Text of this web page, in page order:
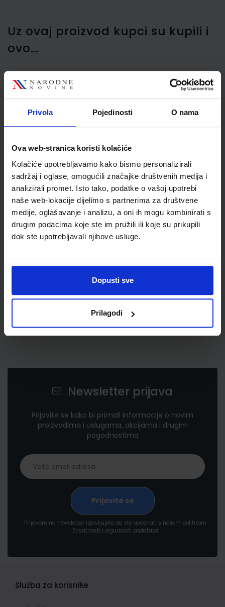
Privola Pojedinosti O nama
Ova web-stranica koristi kolačiće
Kolačiće upotrebljavamo kako bismo personalizirali
sadržaj i oglase, omogućili značajke društvenih medija i
analizirali promet. Isto tako, podatke o vašoj upotrebi
naše web-lokacije dijelimo s partnerima za društvene
medije, oglašavanje i analizu, a oni ih mogu kombinirati s
drugim podacima koje ste im pružili ili koje su prikupili
dok ste upotrebljavali njihove usluge.
Dopusti sve
Prilagodi
Uz ovaj proizvod kupci su kupili i
ovo…
Color'Peps Oops s
gumicom trobridne 24/1
6,00 €
Newsletter prijava
Prijavite se kako bi primali informacije o novim
proizvodima i uslugama, akcijama i drugim
pogodnostima
Prijavom na newsletter izjavljujete da ste upoznati s našom politikom
Privatnosti i sigurnosti podataka
Služba za korisnike